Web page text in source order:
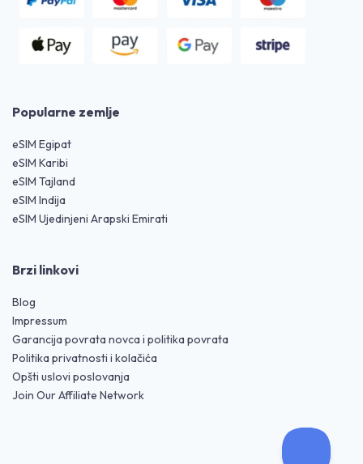
Popularne zemlje
eSIM Egipat
eSIM Karibi
eSIM Tajland
eSIM Indija
eSIM Ujedinjeni Arapski Emirati
Brzi linkovi
Blog
Impressum
Garancija povrata novca i politika povrata
Politika privatnosti i kolačića
Opšti uslovi poslovanja
Join Our Affiliate Network